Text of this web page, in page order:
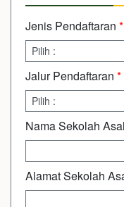
Jenis Pendaftaran *
Jalur Pendaftaran *
Nama Sekolah Asal
Alamat Sekolah